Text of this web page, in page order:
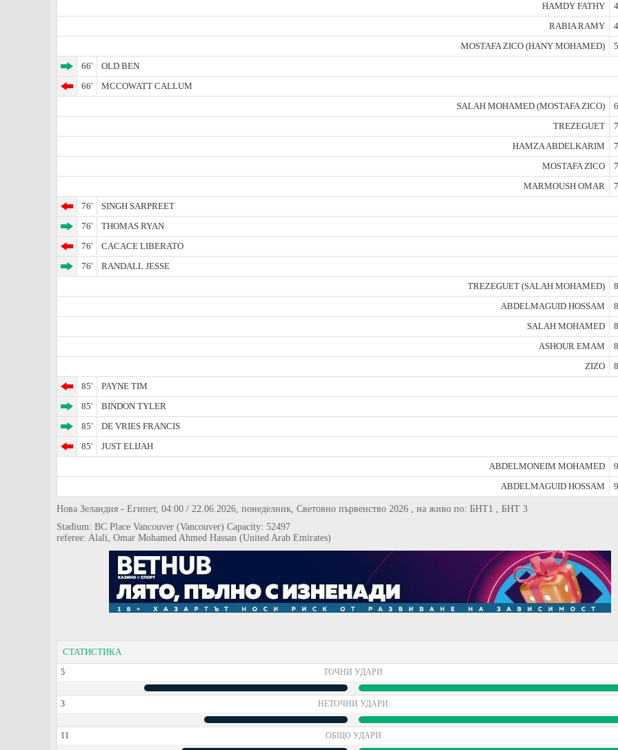
HAMDY FATHY
RABIA RAMY
MOSTAFA ZICO (HANY MOHAMED)
66'
OLD BEN
66'
MCCOWATT CALLUM
SALAH MOHAMED (MOSTAFA ZICO)
TREZEGUET
HAMZA ABDELKARIM
MOSTAFA ZICO
MARMOUSH OMAR
76'
SINGH SARPREET
76'
THOMAS RYAN
76'
CACACE LIBERATO
76'
RANDALL JESSE
TREZEGUET (SALAH MOHAMED)
ABDELMAGUID HOSSAM
SALAH MOHAMED
ASHOUR EMAM
ZIZO
85'
PAYNE TIM
85'
BINDON TYLER
85'
DE VRIES FRANCIS
85'
JUST ELIJAH
ABDELMONEIM MOHAMED
ABDELMAGUID HOSSAM
Нова Зеландия - Египет, 04:00 / 22.06.2026, понеделник, Световно първенство 2026 , на живо по: БНТ1 , БНТ 3
Stadium: BC Place Vancouver (Vancouver) Capacity: 52497
referee: Alali, Omar Mohamed Ahmed Hassan (United Arab Emirates)
СТАТИСТИКА
5 ТОЧНИ УДАРИ
3 НЕТОЧНИ УДАРИ
11 ОБЩО УДАРИ